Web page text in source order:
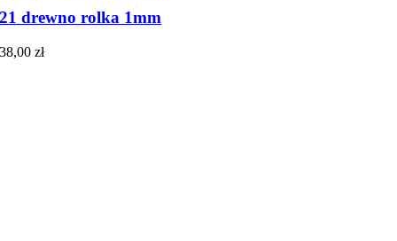
21 drewno rolka 1mm
38,00zł